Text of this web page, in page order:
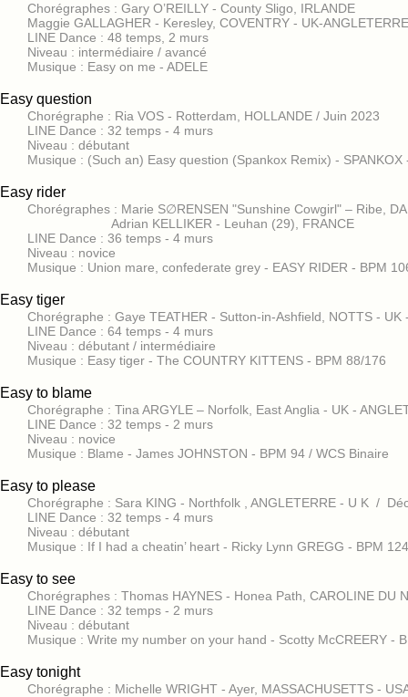
Chorégraphes : Gary O’REILLY - County Sligo, IRLANDE
Maggie GALLAGHER - Keresley, COVENTRY - UK-
LINE Dance : 48 temps, 2 murs
Niveau : intermédiaire / avancé
Musique : Easy on me - ADELE
Easy question
Chorégraphe : Ria VOS - Rotterdam, HOLLANDE / Juin 2023
LINE Dance : 32 temps - 4 murs
Niveau : débutant
Musique : (Such an) Easy question (Spankox Remix) - SPANKOX
Easy rider
Chorégraphes : Marie S∅RENSEN "Sunshine Cowgirl" –
Adrian KELLIKER - Leuhan (29),
LINE Dance : 36 temps - 4 murs
Niveau : novice
Musique : Union mare, confederate grey - EASY RIDER - BPM
Easy tiger
Chorégraphe : Gaye TEATHER - Sutton-in-Ashfield, NOTTS - UK
LINE Dance : 64 temps - 4 murs
Niveau : débutant / intermédiaire
Musique : Easy tiger - The COUNTRY KITTENS - BPM 88/176
Easy to blame
Chorégraphe : Tina ARGYLE – Norfolk, East Anglia - UK -
LINE Dance : 32 temps - 2 murs
Niveau : novice
Musique : Blame - James JOHNSTON - BPM 94 / WCS Binaire
Easy to please
Chorégraphe : Sara KING - Northfolk , ANGLETERRE - U K /
LINE Dance : 32 temps - 4 murs
Niveau : débutant
Musique : If I had a cheatin’ heart - Ricky Lynn GREGG - BPM 124
Easy to see
Chorégraphes : Thomas HAYNES - Honea Path, CAROLINE DU
LINE Dance : 32 temps - 2 murs
Niveau : débutant
Musique : Write my number on your hand - Scotty McCREERY -
Easy tonight
Chorégraphe : Michelle WRIGHT - Ayer, MASSACHUSETTS -